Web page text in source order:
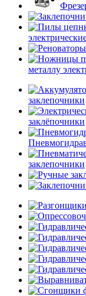
металлу
заклепочники
заклёпочники
заклепочники